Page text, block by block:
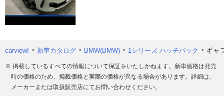
carview! 新車カタログ BMW(BMW) 1シリーズ ハッチバック ギャ
※ 掲載しているすべての情報について保証をいたしかねます。新車価格は発売
時の価格のため、掲載価格と実際の価格が異なる場合があります。詳細は、
メーカーまたは取扱販売店にてお問い合わせください。